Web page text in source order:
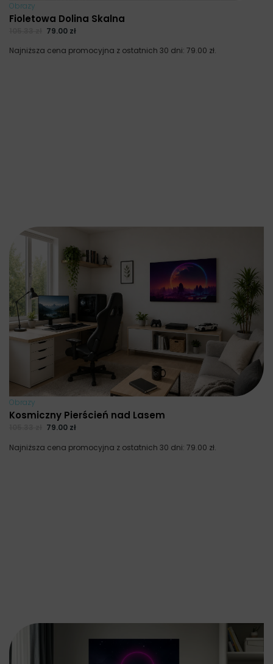
Obrazy
Fioletowa Dolina Skalna
79.00 zł
Najniższa cena promocyjna z ostatnich 30 dni: 79.00 zł.
Obrazy
Kosmiczny Pierścień nad Lasem
79.00 zł
Najniższa cena promocyjna z ostatnich 30 dni: 79.00 zł.